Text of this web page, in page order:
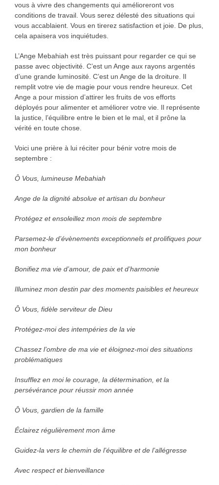
vous à vivre des changements qui amélioreront vos
conditions de travail. Vous serez délesté des situations qui
vous accablaient. Vous en tirerez satisfaction et joie. De plus,
cela apaisera vos inquiétudes.
L’Ange Mebahiah est très puissant pour regarder ce qui se
passe avec objectivité. C’est un Ange aux rayons argentés
d’une grande luminosité. C’est un Ange de la droiture. Il
remplit votre vie de magie pour vous rendre heureux. Cet
Ange a pour mission d’attirer les fruits de vos efforts
déployés pour alimenter et améliorer votre vie. Il représente
la justice, l’équilibre entre le bien et le mal, et il prône la
vérité en toute chose.
Voici une prière à lui réciter pour bénir votre mois de
septembre :
Ô Vous, lumineuse Mebahiah
Ange de la dignité absolue et artisan du bonheur
Protégez et ensoleillez mon mois de septembre
Parsemez-le d’évènements exceptionnels et prolifiques pour
mon bonheur
Bonifiez ma vie d’amour, de paix et d’harmonie
Illuminez mon destin par des moments paisibles et heureux
Ô Vous, fidèle serviteur de Dieu
Protégez-moi des intempéries de la vie
Chassez l’ombre de ma vie et éloignez-moi des situations
problématiques
Insufflez en moi le courage, la détermination, et la
persévérance pour réussir mon année
Ô Vous, gardien de la famille
Éclairez régulièrement mon âme
Guidez-la vers le chemin de l’équilibre et de l’allégresse
Avec respect et bienveillance